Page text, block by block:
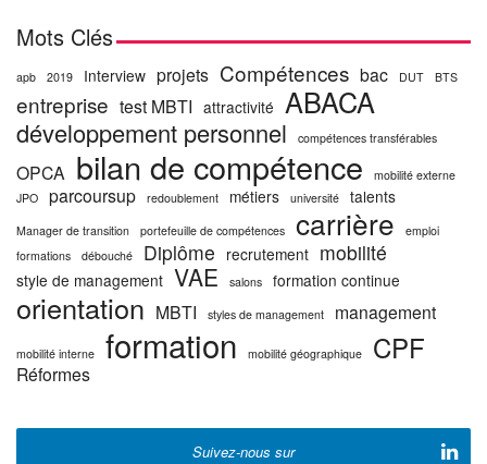
Mots Clés
apb 2019 Interview projets Compétences bac DUT BTS
entreprise test MBTI attractivité ABACA
développement personnel compétences transférables
OPCA bilan de compétence
mobilité externe
JPO
parcoursup redoublement métiers université talents
Manager de transition portefeuille de compétences carrière
emploi
formations
débouché Diplôme recrutement mobilité
style de management VAE salons formation continue
orientation MBTI styles de management management
mobilité interne formation mobilité géographique CPF
Réformes
Suivez-nous sur